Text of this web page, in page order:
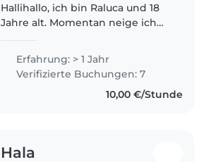
Hallihallo, ich bin Raluca und 18
Jahre alt. Momentan neige ich
einem Kindergarten zu. Ich habe
Erfahrung mit Kindern im Alter
von 1-10 Jahren. Ich kann..
Erfahrung: > 1 Jahr
Verifizierte Buchungen: 7
10,00 €/Stunde
Hala